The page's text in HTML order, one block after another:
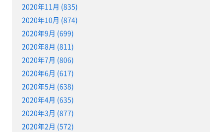
2020年11月 (835)
2020年10月 (874)
2020年9月 (699)
2020年8月 (811)
2020年7月 (806)
2020年6月 (617)
2020年5月 (638)
2020年4月 (635)
2020年3月 (877)
2020年2月 (572)